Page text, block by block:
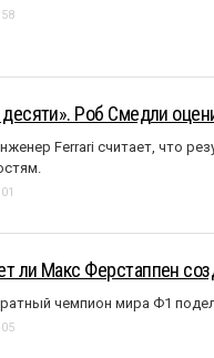
десяти». Роб Смедли
Ferrari считает, что
ли Макс Ферстаппен
чемпион мира Ф1